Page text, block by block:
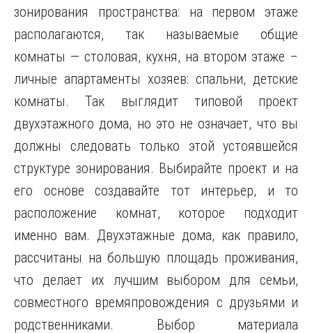
зонирования пространства: на первом этаже
располагаются, так называемые общие
комнаты — столовая, кухня, на втором этаже –
личные апартаменты хозяев: спальни, детские
комнаты. Так выглядит типовой проект
двухэтажного дома, но это не означает, что вы
должны следовать только этой устоявшейся
структуре зонирования. Выбирайте проект и на
его основе создавайте тот интерьер, и то
расположение комнат, которое подходит
именно вам. Двухэтажные дома, как правило,
рассчитаны на большую площадь проживания,
что делает их лучшим выбором для семьи,
совместного времяпровождения с друзьями и
родственниками. Выбор материала